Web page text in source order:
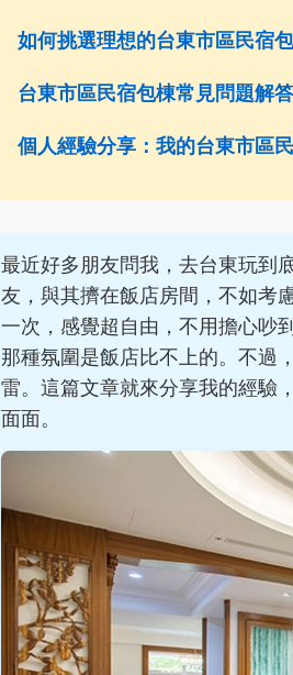
如何挑選理想的台東市區民宿
台東市區民宿包棟常見問題解答
個人經驗分享：我的台東市區
最近好多朋友問我，去台東玩到
友，與其擠在飯店房間，不如考
一次，感覺超自由，不用擔心吵
那種氛圍是飯店比不上的。不過
雷。這篇文章就來分享我的經驗
面面。